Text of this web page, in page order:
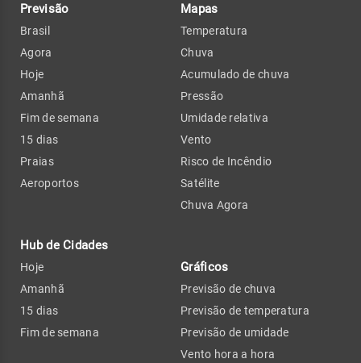
Previsão
Brasil
Agora
Hoje
Amanhã
Fim de semana
15 dias
Praias
Aeroportos
Hub de Cidades
Hoje
Amanhã
15 dias
Fim de semana
Mapas
Temperatura
Chuva
Acumulado de chuva
Pressão
Umidade relativa
Vento
Risco de Incêndio
Satélite
Chuva Agora
Gráficos
Previsão de chuva
Previsão de temperatura
Previsão de umidade
Vento hora a hora